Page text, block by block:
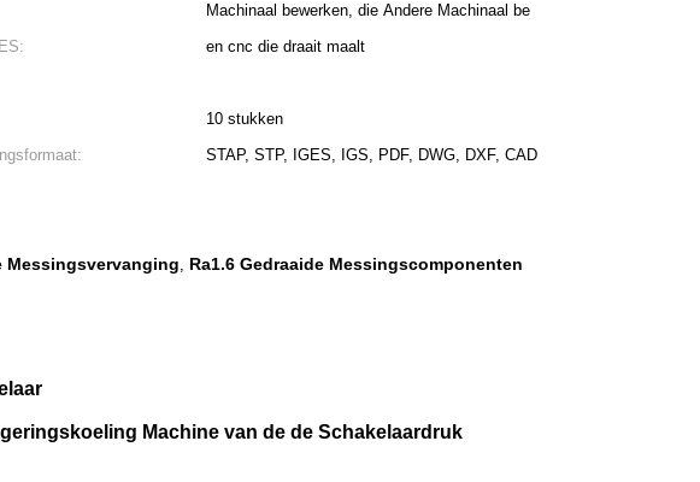
Machinaal bewerken, die Andere Machinaal be
en cnc die draait maalt
10 stukken
STAP, STP, IGES, IGS, PDF, DWG, DXF, CAD
Messingsvervanging, Ra1.6 Gedraaide Messingscomponenten
Machine van de de Schakelaardruk